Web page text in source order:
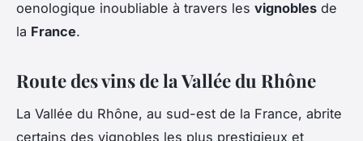
oenologique inoubliable à travers les vignobles de
la France.
Route des vins de la Vallée du Rhône
La Vallée du Rhône, au sud-est de la France, abrite
certains des vignobles les plus prestigieux et